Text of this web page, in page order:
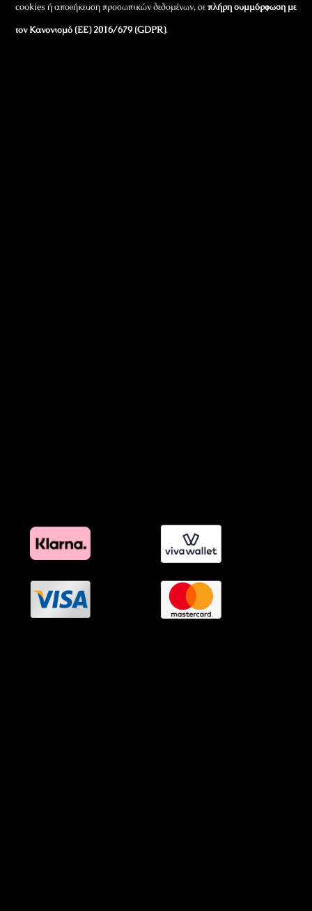
cookies ή αποθήκευση προσωπικών δεδομένων, σεπλήρη συμμόρφωση με
τον Κανονισμό (ΕΕ) 2016/679 (GDPR).